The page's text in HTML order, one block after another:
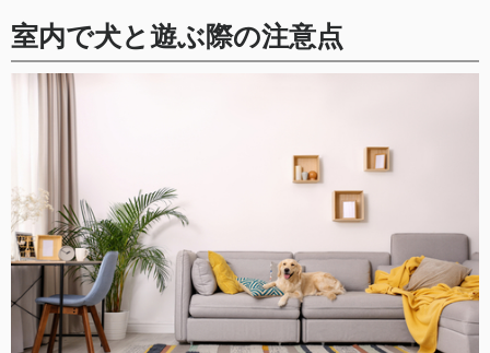
室内で犬と遊ぶ際の注意点